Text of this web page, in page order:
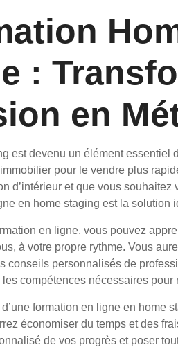
:
en
est devenu un élément essentiel
pour le vendre plus
d’intérieur et que vous
en home staging est la solution
en ligne, vous pouvez
à votre propre rythme. Vous
conseils personnalisés de
compétences nécessaires
formation en ligne en home
économiser du temps et des
de vos progrès et poser